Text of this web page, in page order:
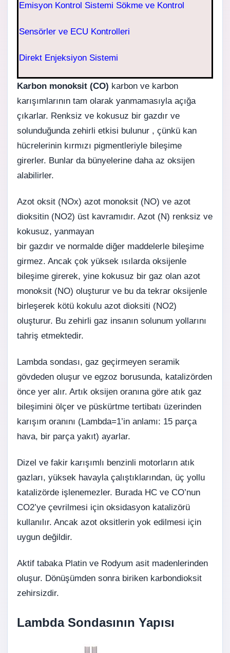
Emisyon Kontrol Sistemi Sökme ve Kontrol
Sensörler ve ECU Kontrolleri
Direkt Enjeksiyon Sistemi
Karbon monoksit (CO) karbon ve karbon
karışımlarının tam olarak yanmamasıyla açığa
çıkarlar. Renksiz ve kokusuz bir gazdır ve
solunduğunda zehirli etkisi bulunur , çünkü kan
hücrelerinin kırmızı pigmentleriyle bileşime
girerler. Bunlar da bünyelerine daha az oksijen
alabilirler.
Azot oksit (NOx) azot monoksit (NO) ve azot
dioksitin (NO2) üst kavramıdır. Azot (N) renksiz ve
kokusuz, yanmayan
bir gazdır ve normalde diğer maddelerle bileşime
girmez. Ancak çok yüksek ısılarda oksijenle
bileşime girerek, yine kokusuz bir gaz olan azot
monoksit (NO) oluşturur ve bu da tekrar oksijenle
birleşerek kötü kokulu azot dioksiti (NO2)
oluşturur. Bu zehirli gaz insanın solunum yollarını
tahriş etmektedir.
Lambda sondası, gaz geçirmeyen seramik
gövdeden oluşur ve egzoz borusunda, katalizörden
önce yer alır. Artık oksijen oranına göre atık gaz
bileşimini ölçer ve püskürtme tertibatı üzerinden
karışım oranını (Lambda=1’in anlamı: 15 parça
hava, bir parça yakıt) ayarlar.
Dizel ve fakir karışımlı benzinli motorların atık
gazları, yüksek havayla çalıştıklarından, üç yollu
katalizörde işlenemezler. Burada HC ve CO’nun
CO2’ye çevrilmesi için oksidasyon katalizörü
kullanılır. Ancak azot oksitlerin yok edilmesi için
uygun değildir.
Aktif tabaka Platin ve Rodyum asit madenlerinden
oluşur. Dönüşümden sonra biriken karbondioksit
zehirsizdir.
Lambda Sondasının Yapısı